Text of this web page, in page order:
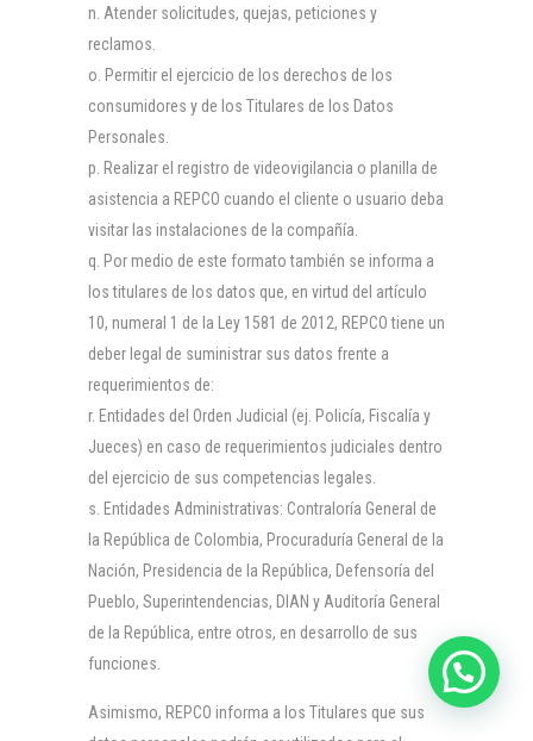
Atender solicitudes, quejas, peticiones y
reclamos.
Permitir el ejercicio de los derechos de los
consumidores y de los Titulares de los Datos
Personales.
Realizar el registro de videovigilancia o planilla de
asistencia a REPCO cuando el cliente o usuario deba
visitar las instalaciones de la compañía.
Por medio de este formato también se informa a
los titulares de los datos que, en virtud del artículo
10, numeral 1 de la Ley 1581 de 2012, REPCO tiene un
deber legal de suministrar sus datos frente a
requerimientos de:
Entidades del Orden Judicial (ej. Policía, Fiscalía y
Jueces) en caso de requerimientos judiciales dentro
del ejercicio de sus competencias legales.
Entidades Administrativas: Contraloría General de
la República de Colombia, Procuraduría General de la
Nación, Presidencia de la República, Defensoría del
Pueblo, Superintendencias, DIAN y Auditoría General
de la República, entre otros, en desarrollo de sus
funciones.
Asimismo, REPCO informa a los Titulares que sus